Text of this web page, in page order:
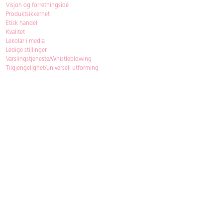
Visjon og forretningsidé
Produktsikkerhet
Etisk handel
Kvalitet
Lekolar i media
Ledige stillinger
Varslingstjeneste/Whistleblowing
Tilgjengelighet/universell utforming